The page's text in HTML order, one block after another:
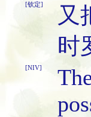
[钦定]
又
时
[NIV]